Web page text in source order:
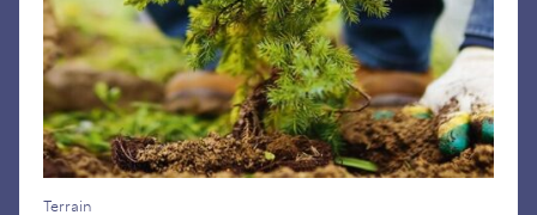
Terrain
la
en
ville